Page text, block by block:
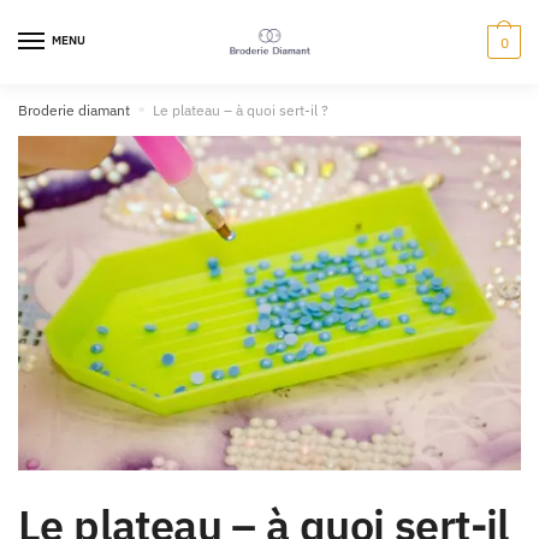
MENU 0
Broderie diamant » Le plateau – à quoi sert-il ?
Le plateau – à quoi sert-il